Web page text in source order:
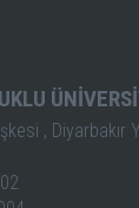
, Diyarbakır